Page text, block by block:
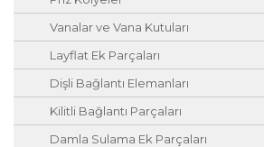
Vanalar ve Vana Kutuları
Layflat Ek Parçaları
Dişli Bağlantı Elemanları
Kilitli Bağlantı Parçaları
Damla Sulama Ek Parçaları